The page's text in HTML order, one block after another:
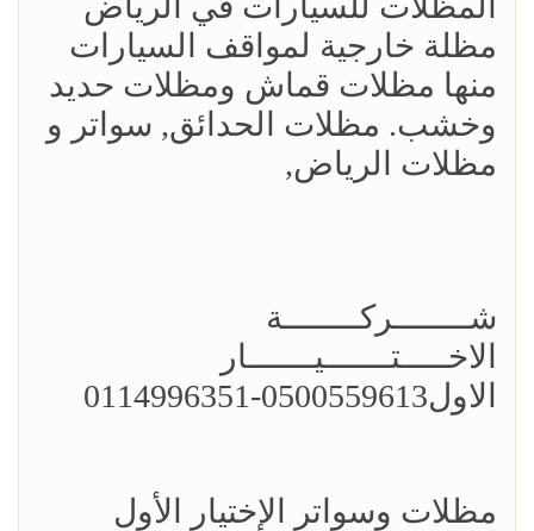
مظلة خارجية لمواقف السيارات
منها مظلات قماش ومظلات حديد
وخشب. مظلات الحدائق, سواتر و
مظلات الرياض,
شــــــــركــــــــة
الاخـــــتـــــــيـــــــار
الاول0500559613-0114996351
مظلات وسواتر الإختيار الأول